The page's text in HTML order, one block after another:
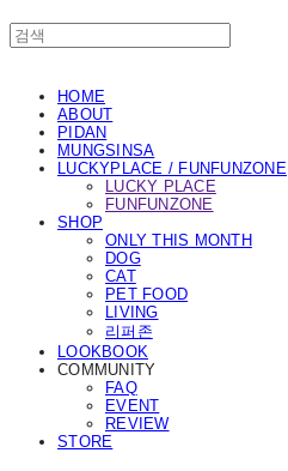
HOME
ABOUT
PIDAN
MUNGSINSA
LUCKYPLACE / FUNFUNZONE
LUCKY PLACE
FUNFUNZONE
SHOP
ONLY THIS MONTH
DOG
CAT
PET FOOD
LIVING
리퍼존
LOOKBOOK
COMMUNITY
FAQ
EVENT
REVIEW
STORE